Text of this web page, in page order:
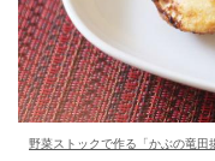
ノミスタ
エノミスタ
style[イエ
野菜ストックで作る「かぶの竜田